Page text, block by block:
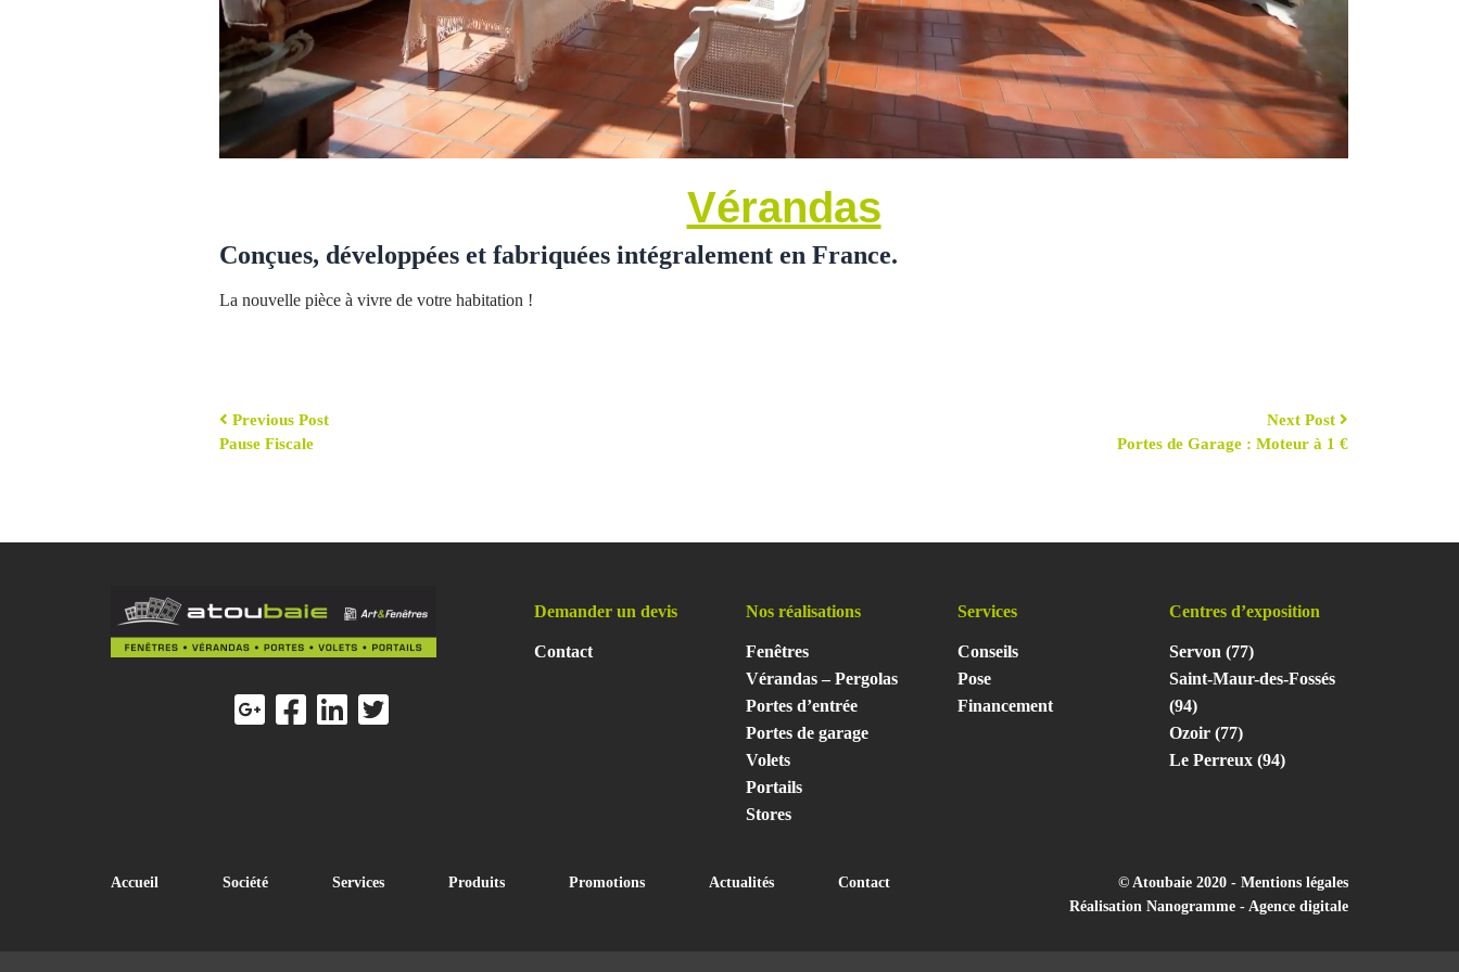
Vérandas
Conçues, développées et fabriquées intégralement en France.
La nouvelle pièce à vivre de votre habitation !
Previous Post
Pause Fiscale
Next Post
Portes de Garage : Moteur à 1 €
Demander un devis
Contact
Nos réalisations
Fenêtres
Vérandas – Pergolas
Portes d’entrée
Portes de garage
Volets
Portails
Stores
Services
Conseils
Pose
Financement
Centres d’exposition
Servon (77)
Saint-Maur-des-Fossés
(94)
Ozoir (77)
Le Perreux (94)
Accueil Société Services Produits Promotions Actualités Contact © Atoubaie 2020 - Mentions légales
Réalisation Nanogramme - Agence digitale